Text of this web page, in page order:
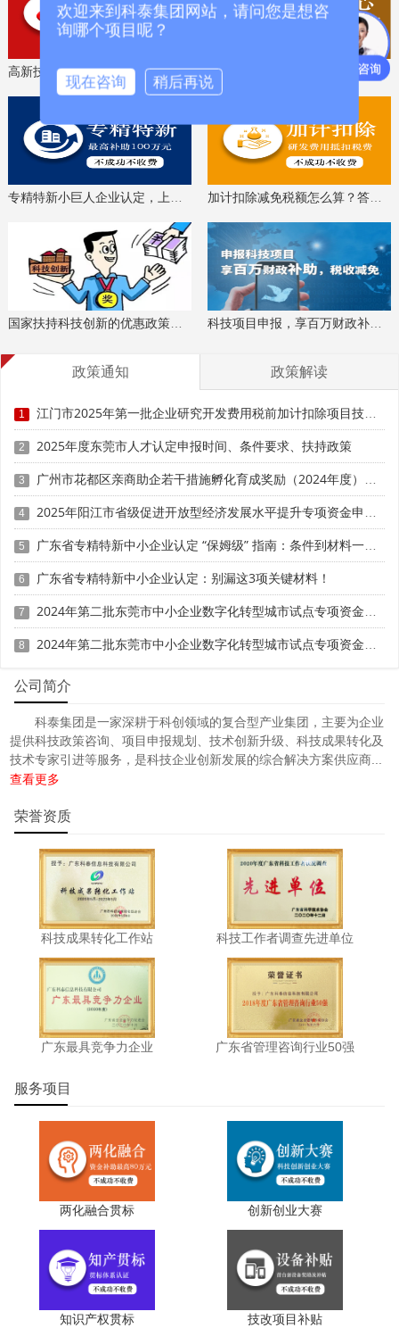
高新技术企业认定，免费评估，通过后再收费 省工程技术研究中心，专业申报、指导培训
加计扣除减免税额怎么算？答疑解惑、咨询培训
国家扶持科技创新的优惠政策，索取资料、解读政策 科技项目申报，享百万财政补贴，减免40%所得税
政策通知 政策解读
1 江门市2025年第一批企业研究开发费用税前加计扣除项目技术鉴定申报时间、条件要求
2 2025年度东莞市人才认定申报时间、条件要求、扶持政策
3 广州市花都区亲商助企若干措施孵化育成奖励（2024年度）申报时间、条件要求、补助奖励
4 2025年阳江市省级促进开放型经济发展水平提升专项资金申报时间、条件要求、补助奖励
5 广东省专精特新中小企业认定 “保姆级” 指南：条件到材料一步清
6 广东省专精特新中小企业认定：别漏这3项关键材料！
7 2024年第二批东莞市中小企业数字化转型城市试点专项资金两化融合管理体系贯标项目资助计划
8 2024年第二批东莞市中小企业数字化转型城市试点专项资金两化融合管理体系贯标项目拟资助企业名单的公示
公司简介
科泰集团是一家深耕于科创领域的复合型产业集团，主要为企业
提供科技政策咨询、项目申报规划、技术创新升级、科技成果转化及
技术专家引进等服务，是科技企业创新发展的综合解决方案供应商...
查看更多
荣誉资质
科技成果转化工作站 科技工作者调查先进单位
广东最具竞争力企业 广东省管理咨询行业50强
服务项目
两化融合贯标 创新创业大赛
知识产权贯标 技改项目补贴
欢迎来到科泰集团网站，请问您是想咨
询哪个项目呢？
现在咨询 稍后再说